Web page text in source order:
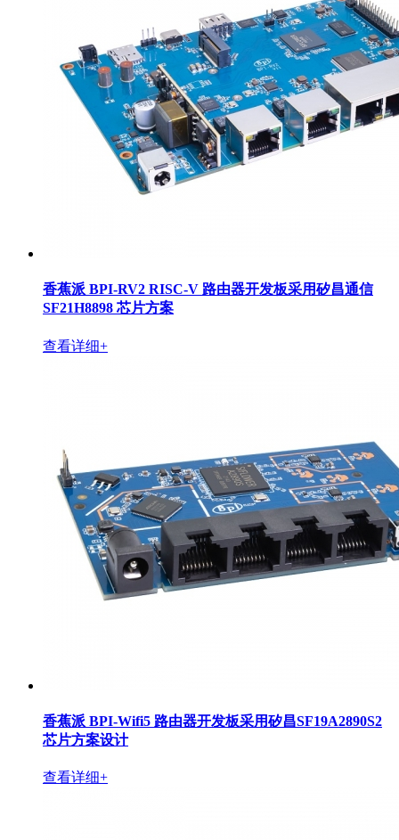
香蕉派 BPI-RV2 RISC-V 路由器开发板采用矽昌通信
SF21H8898 芯片方案
查看详细+
香蕉派 BPI-Wifi5 路由器开发板采用矽昌SF19A2890S2
芯片方案设计
查看详细+